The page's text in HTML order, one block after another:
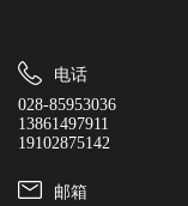
电话
028-85953036
13861497911
19102875142
邮箱